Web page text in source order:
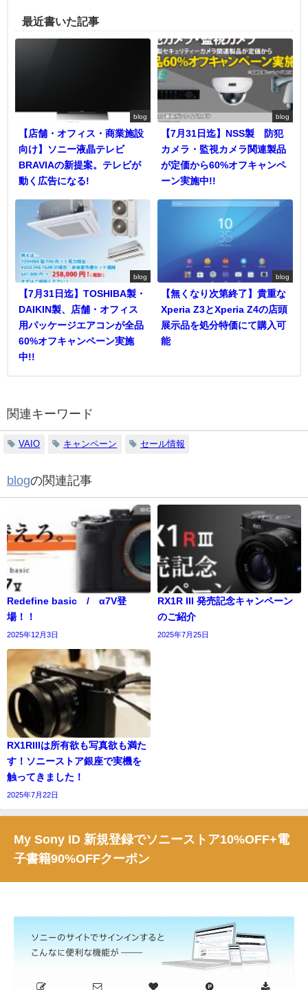
最近書いた記事
blog
【店舗・オフィス・商業施設
向け】ソニー液晶テレビ
BRAVIAの新提案。テレビが
動く広告になる!
blog
【7月31日迄】NSS製 防犯
カメラ・監視カメラ関連製品
が定価から60%オフキャンペ
ーン実施中!!
blog
【7月31日迄】TOSHIBA製・
DAIKIN製、店舗・オフィス
用パッケージエアコンが全品
60%オフキャンペーン実施
中!!
blog
【無くなり次第終了】貴重な
Xperia Z3とXperia Z4の店頭
展示品を処分特価にて購入可
能
関連キーワード
VAIO キャンペーン セール情報
blogの関連記事
Redefine basic / α7V登
場！！
2025年12月3日
RX1R III 発売記念キャンペーン
のご紹介
2025年7月25日
RX1RIIIは所有欲も写真欲も満た
す！ソニーストア銀座で実機を
触ってきました！
2025年7月22日
My Sony ID 新規登録でソニーストア10%OFF+電
子書籍90%OFFクーポン